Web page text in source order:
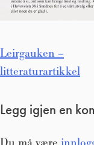
Leirgauken –
litteraturartikkel
Legg igjen en